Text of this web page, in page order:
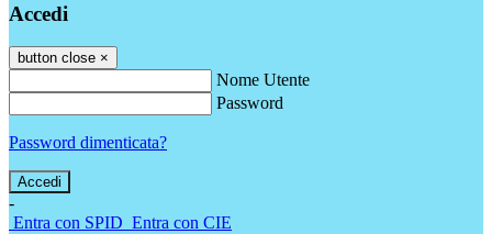
Accedi
button close ×
Nome Utente
Password
Password dimenticata?
-
Entra con SPID Entra con CIE